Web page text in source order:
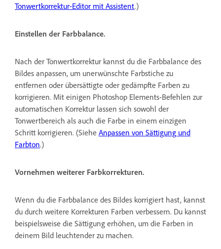
Tonwertkorrektur-Editor mit Assistent.)
Einstellen der Farbbalance.
Nach der Tonwertkorrektur kannst du die Farbbalance des
Bildes anpassen, um unerwünschte Farbstiche zu
entfernen oder übersättigte oder gedämpfte Farben zu
korrigieren. Mit einigen Photoshop Elements-Befehlen zur
automatischen Korrektur lassen sich sowohl der
Tonwertbereich als auch die Farbe in einem einzigen
Schritt korrigieren. (Siehe Anpassen von Sättigung und
Farbton.)
Vornehmen weiterer Farbkorrekturen.
Wenn du die Farbbalance des Bildes korrigiert hast, kannst
du durch weitere Korrekturen Farben verbessern. Du kannst
beispielsweise die Sättigung erhöhen, um die Farben in
deinem Bild leuchtender zu machen.